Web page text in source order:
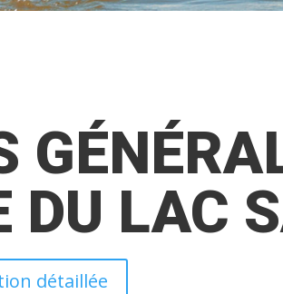
DU LAC
détaillée